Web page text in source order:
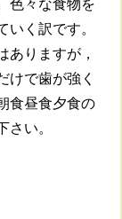
色々な食物を
いく訳です。
ありますが，
けで歯が強く
食昼食夕食の
さい。